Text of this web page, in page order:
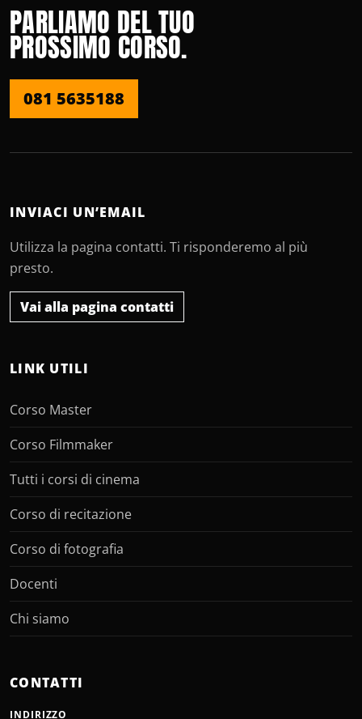
PARLIAMO DEL TUO
PROSSIMO CORSO.
081 5635188
INVIACI UN’EMAIL
Utilizza la pagina contatti. Ti risponderemo al più
presto.
Vai alla pagina contatti
LINK UTILI
Corso Master
Corso Filmmaker
Tutti i corsi di cinema
Corso di recitazione
Corso di fotografia
Docenti
Chi siamo
CONTATTI
INDIRIZZO